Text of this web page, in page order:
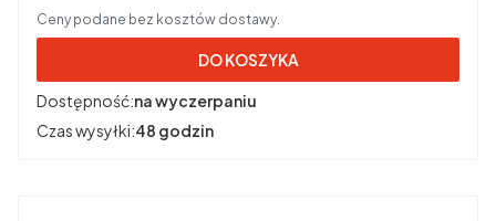
Ceny podane bez kosztów dostawy.
DO KOSZYKA
Dostępność:na wyczerpaniu
Czas wysyłki:48 godzin